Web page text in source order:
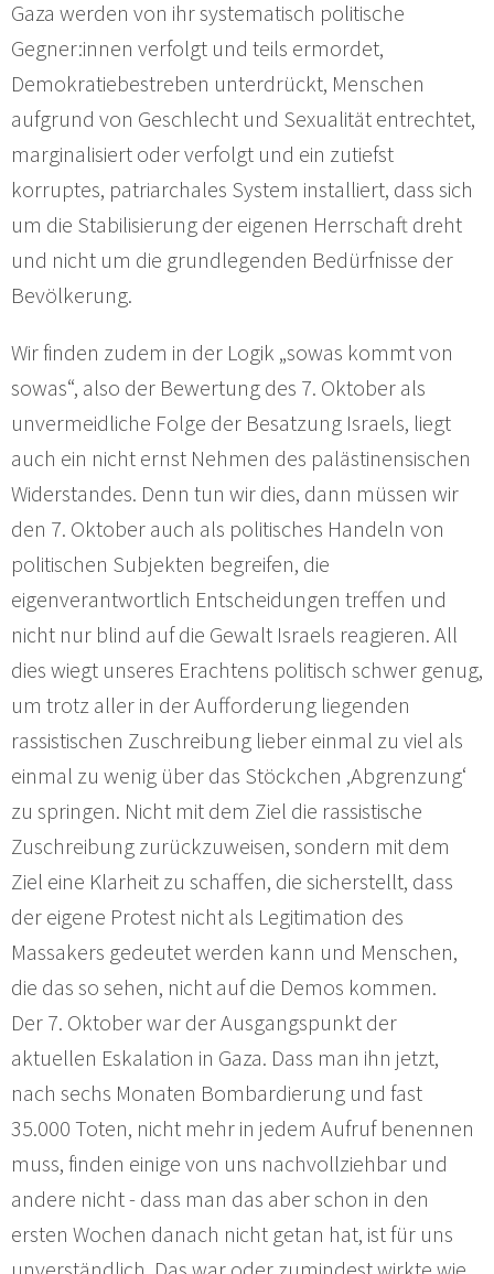
Gaza werden von ihr systematisch politische
Gegner:innen verfolgt und teils ermordet,
Demokratiebestreben unterdrückt, Menschen
aufgrund von Geschlecht und Sexualität entrechtet,
marginalisiert oder verfolgt und ein zutiefst
korruptes, patriarchales System installiert, dass sich
um die Stabilisierung der eigenen Herrschaft dreht
und nicht um die grundlegenden Bedürfnisse der
Bevölkerung.
Wir finden zudem in der Logik „sowas kommt von
sowas“, also der Bewertung des 7. Oktober als
unvermeidliche Folge der Besatzung Israels, liegt
auch ein nicht ernst Nehmen des palästinensischen
Widerstandes. Denn tun wir dies, dann müssen wir
den 7. Oktober auch als politisches Handeln von
politischen Subjekten begreifen, die
eigenverantwortlich Entscheidungen treffen und
nicht nur blind auf die Gewalt Israels reagieren. All
dies wiegt unseres Erachtens politisch schwer genug,
um trotz aller in der Aufforderung liegenden
rassistischen Zuschreibung lieber einmal zu viel als
einmal zu wenig über das Stöckchen ‚Abgrenzung‘
zu springen. Nicht mit dem Ziel die rassistische
Zuschreibung zurückzuweisen, sondern mit dem
Ziel eine Klarheit zu schaffen, die sicherstellt, dass
der eigene Protest nicht als Legitimation des
Massakers gedeutet werden kann und Menschen,
die das so sehen, nicht auf die Demos kommen.
Der 7. Oktober war der Ausgangspunkt der
aktuellen Eskalation in Gaza. Dass man ihn jetzt,
nach sechs Monaten Bombardierung und fast
35.000 Toten, nicht mehr in jedem Aufruf benennen
muss, finden einige von uns nachvollziehbar und
andere nicht - dass man das aber schon in den
ersten Wochen danach nicht getan hat, ist für uns